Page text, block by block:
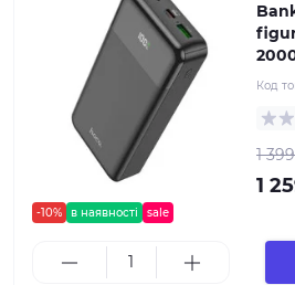
-10% в наявності sale
Код
1
1